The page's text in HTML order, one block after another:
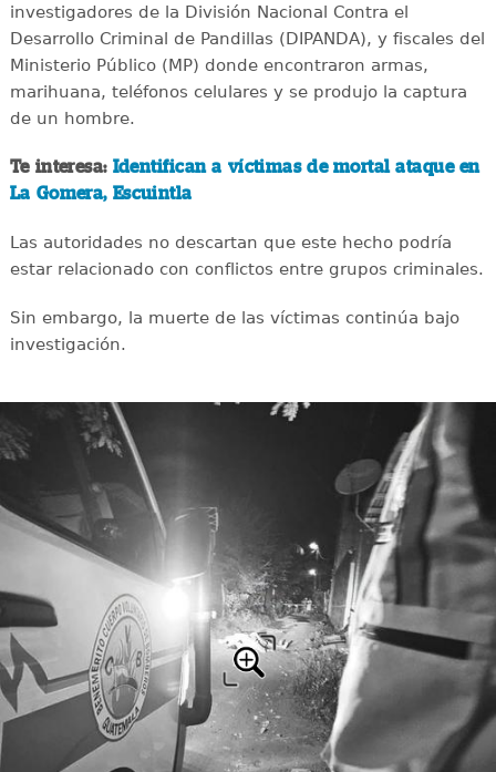
investigadores de la División Nacional Contra el
Desarrollo Criminal de Pandillas (DIPANDA), y fiscales del
Ministerio Público (MP) donde encontraron armas,
marihuana, teléfonos celulares y se produjo la captura
de un hombre.
Te interesa: Identifican a víctimas de mortal ataque en
La Gomera, Escuintla
Las autoridades no descartan que este hecho podría
estar relacionado con conflictos entre grupos criminales.
Sin embargo, la muerte de las víctimas continúa bajo
investigación.